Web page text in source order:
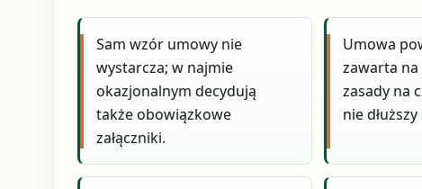
Sam wzór umowy nie
wystarcza; w najmie
okazjonalnym decydują
także obowiązkowe
załączniki.
Umowa
zawarta
zasady na
nie